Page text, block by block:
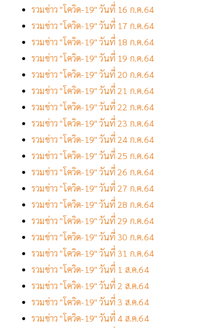
รวมข่าว "โควิด-19" วันที่ 16 ก.ค.64
รวมข่าว "โควิด-19" วันที่ 17 ก.ค.64
รวมข่าว "โควิด-19" วันที่ 18 ก.ค.64
รวมข่าว "โควิด-19" วันที่ 19 ก.ค.64
รวมข่าว "โควิด-19" วันที่ 20 ก.ค.64
รวมข่าว "โควิด-19" วันที่ 21 ก.ค.64
รวมข่าว "โควิด-19" วันที่ 22 ก.ค.64
รวมข่าว "โควิด-19" วันที่ 23 ก.ค.64
รวมข่าว "โควิด-19" วันที่ 24 ก.ค.64
รวมข่าว "โควิด-19" วันที่ 25 ก.ค.64
รวมข่าว "โควิด-19" วันที่ 26 ก.ค.64
รวมข่าว "โควิด-19" วันที่ 27 ก.ค.64
รวมข่าว "โควิด-19" วันที่ 28 ก.ค.64
รวมข่าว "โควิด-19" วันที่ 29 ก.ค.64
รวมข่าว "โควิด-19" วันที่ 30 ก.ค.64
รวมข่าว "โควิด-19" วันที่ 31 ก.ค.64
รวมข่าว "โควิด-19" วันที่ 1 ส.ค.64
รวมข่าว "โควิด-19" วันที่ 2 ส.ค.64
รวมข่าว "โควิด-19" วันที่ 3 ส.ค.64
รวมข่าว "โควิด-19" วันที่ 4 ส.ค.64